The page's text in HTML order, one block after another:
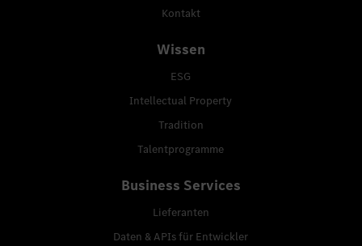
Kontakt
Wissen
ESG
Intellectual Property
Tradition
Talentprogramme
Business Services
Lieferanten
Daten & APIs für Entwickler